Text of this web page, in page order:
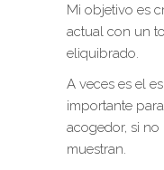
Mi objetivo es
actual con un
eliquibrado.
A veces es el
importante
acogedor, si
muestran.